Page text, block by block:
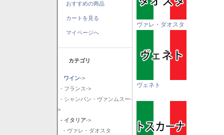
おすすめの商品
カートを見る
マイページへ
カテゴリ
ワイン->
- フランス->
- シャンパン・ヴァンムスー-
>
- イタリア->
- ヴァレ・ダオスタ
ヴァレ・ダオスタ
ヴェネト